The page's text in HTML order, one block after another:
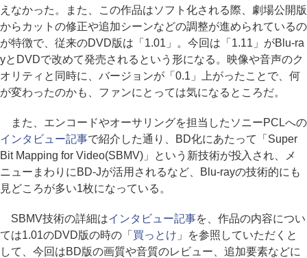
えなかった。また、この作品はソフト化される際、劇場公開版
からカットの修正や追加シーンなどの調整が進められているの
が特徴で、従来のDVD版は「1.01」。今回は「1.11」がBlu-ra
yとDVDで改めて発売されるという形になる。映像や音声のク
オリティと同時に、バージョンが「0.1」上がったことで、何
が変わったのかも、ファンにとっては気になるところだ。
また、エンコードやオーサリングを担当したソニーPCLへの
インタビュー記事で紹介した通り、BD化にあたって「Super
Bit Mapping for Video(SBMV)」という新技術が投入され、メ
ニューまわりにBD-Jが活用されるなど、Blu-rayの技術的にも
見どころが多い1枚になっている。
SBMV技術の詳細はインタビュー記事を、作品の内容につい
ては1.01のDVD版の時の「 買っとけ 」を参照していただくと
して、今回はBD版の画質や音質のレビュー、追加要素などに